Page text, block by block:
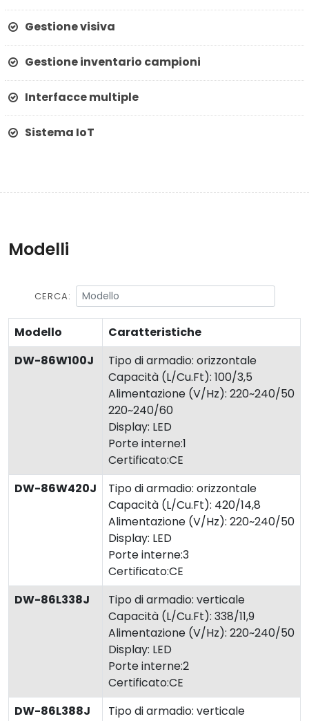
Gestione visiva
Gestione inventario campioni
Interfacce multiple
Sistema IoT
Modelli
CERCA:
Modello
Caratteristiche
DW-86W100J
Tipo di armadio: orizzontale
Capacità (L/Cu.Ft): 100/3,5
Alimentazione (V/Hz): 220~240/50
220~240/60
Display: LED
Porte interne:1
Certificato:CE
DW-86W420J
Tipo di armadio: orizzontale
Capacità (L/Cu.Ft): 420/14,8
Alimentazione (V/Hz): 220~240/50
Display: LED
Porte interne:3
Certificato:CE
DW-86L338J
Tipo di armadio: verticale
Capacità (L/Cu.Ft): 338/11,9
Alimentazione (V/Hz): 220~240/50
Display: LED
Porte interne:2
Certificato:CE
DW-86L388J
Tipo di armadio: verticale